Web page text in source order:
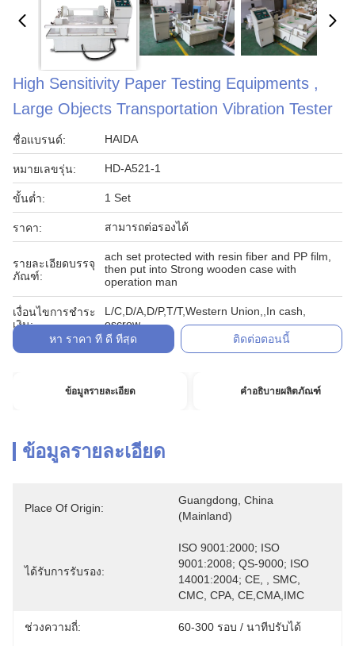
High Sensitivity Paper Testing Equipments ,
Large Objects Transportation Vibration Tester
ชื่อแบรนด์: HAIDA
หมายเลขรุ่น: HD-A521-1
ขั้นต่ำ: 1 Set
ราคา: สามารถต่อรองได้
รายละเอียดบรรจุ
ภัณฑ์:
ach set protected with resin fiber and PP film,
then put into Strong wooden case with
operation man
เงื่อนไขการชำระ
เงิน:
L/C,D/A,D/P,T/T,Western Union,,In cash,
escrow
หา ราคา ที่ ดี ที่สุด
ติดต่อตอนนี้
ข้อมูลรายละเอียด คำอธิบายผลิตภัณฑ์
ข้อมูลรายละเอียด
Place Of Origin:
Guangdong, China
(Mainland)
ได้รับการรับรอง:
ISO 9001:2000; ISO
9001:2008; QS-9000; ISO
14001:2004; CE, , SMC,
CMC, CPA, CE,CMA,IMC
ช่วงความถี่: 60-300 รอบ / นาทีปรับได้